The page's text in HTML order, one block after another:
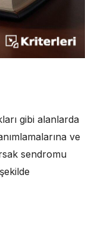
gibi alanlarda
ve
sendromu